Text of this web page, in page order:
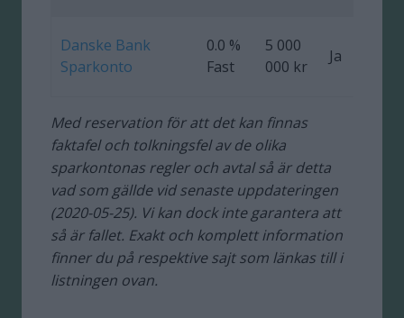
Danske Bank
Sparkonto
0.0 %
Fast
5 000
000 kr
Ja
Med reservation för att det kan finnas
faktafel och tolkningsfel av de olika
sparkontonas regler och avtal så är detta
vad som gällde vid senaste uppdateringen
(2020-05-25). Vi kan dock inte garantera att
så är fallet. Exakt och komplett information
finner du på respektive sajt som länkas till i
listningen ovan.